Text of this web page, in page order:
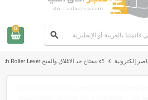
search
0
إلكترونية chevron_right x5 مفتاح حد الاغلاق والفتح Mini Micro Limit Switch Roller Lever